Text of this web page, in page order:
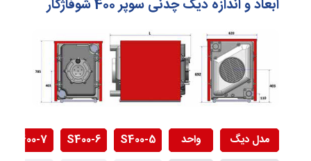
ابعاد و اندازه دیگ چدنی سوپر 400 شوفاژکار
مدل دیگ واحد S400-5
S400-6
S400-7